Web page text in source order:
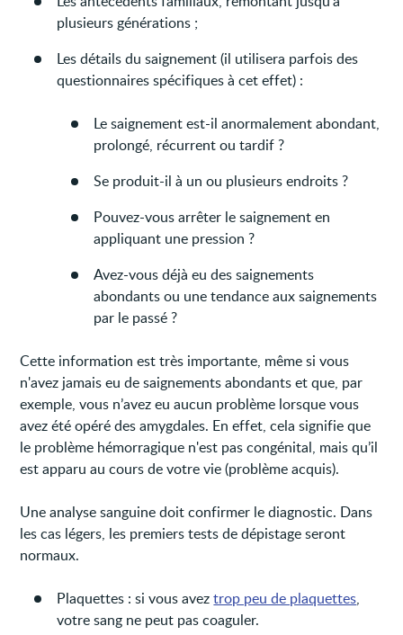
plusieurs générations ;
Les détails du saignement (il utilisera parfois des
questionnaires spécifiques à cet effet) :
Le saignement est-il anormalement abondant,
prolongé, récurrent ou tardif ?
Se produit-il à un ou plusieurs endroits ?
Pouvez-vous arrêter le saignement en
appliquant une pression ?
Avez-vous déjà eu des saignements
abondants ou une tendance aux saignements
par le passé ?
Cette information est très importante, même si vous
n'avez jamais eu de saignements abondants et que, par
exemple, vous n’avez eu aucun problème lorsque vous
avez été opéré des amygdales. En effet, cela signifie que
le problème hémorragique n'est pas congénital, mais qu’il
est apparu au cours de votre vie (problème acquis).
Une analyse sanguine doit confirmer le diagnostic. Dans
les cas légers, les premiers tests de dépistage seront
normaux.
Plaquettes : si vous aveztrop peu de plaquettes,
votre sang ne peut pas coaguler.